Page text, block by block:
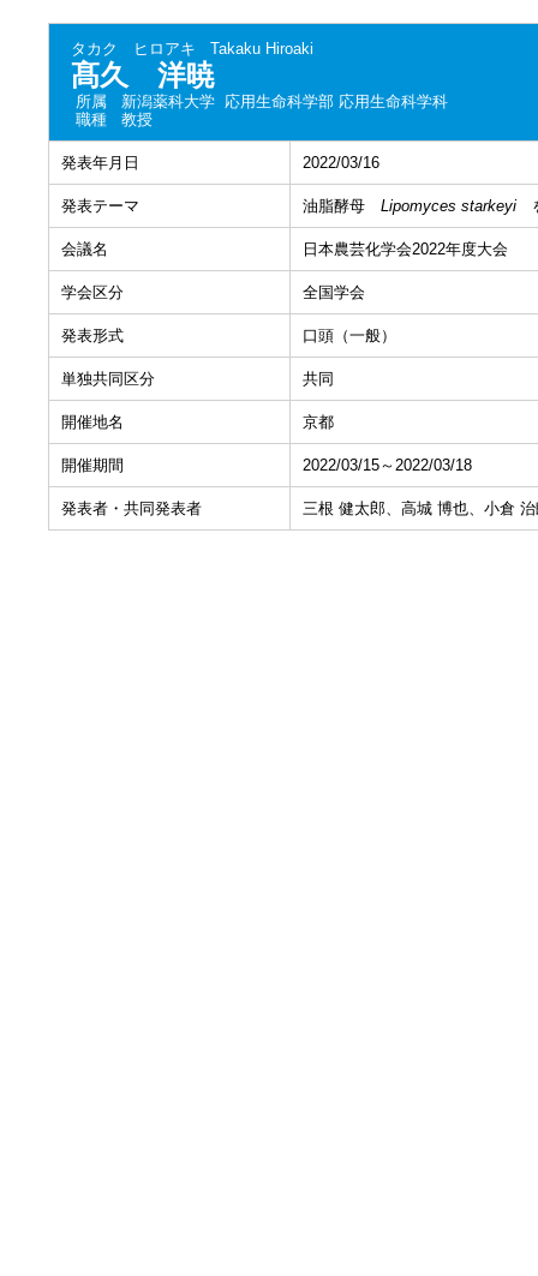
タカク ヒロアキ Takaku Hiroaki
髙久 洋暁
所属
新潟薬科大学 応用生命科学部 応用生命科学科
職種
教授
発表年月日 2022/03/16
発表テーマ 油脂酵母 Lipomyces starkeyi
会議名 日本農芸化学会2022年度大会
学会区分 全国学会
発表形式 口頭（一般）
単独共同区分 共同
開催地名 京都
開催期間 2022/03/15～2022/03/18
発表者・共同発表者 三根 健太郎、高城 博也、小倉